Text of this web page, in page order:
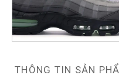
THÔNG TIN SẢN